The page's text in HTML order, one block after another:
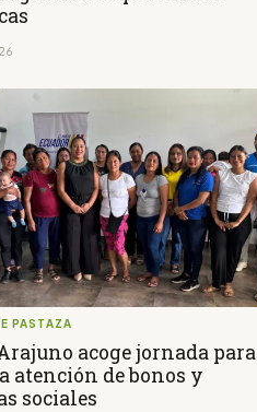
PASTAZA
acoge jornada para
atención de bonos y
sociales